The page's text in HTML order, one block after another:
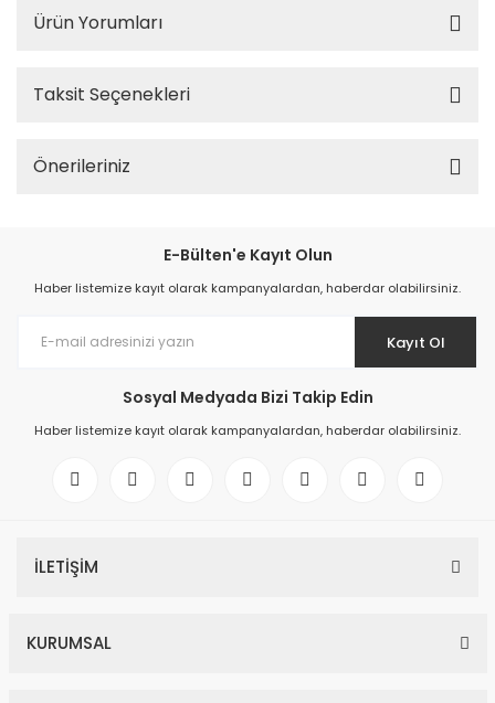
Ürün Yorumları
Taksit Seçenekleri
Önerileriniz
E-Bülten'e Kayıt Olun
Haber listemize kayıt olarak kampanyalardan, haberdar olabilirsiniz.
Kayıt Ol
Sosyal Medyada Bizi Takip Edin
Haber listemize kayıt olarak kampanyalardan, haberdar olabilirsiniz.
İLETİŞİM
KURUMSAL